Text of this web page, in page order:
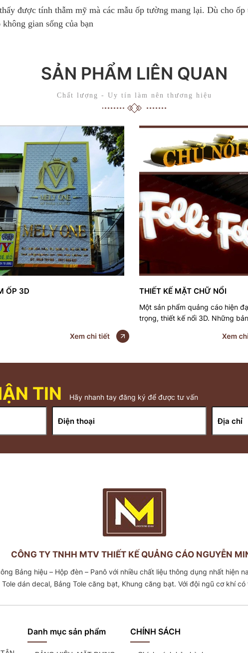
được tính thẫm mỹ mà các mẫu ốp tường mang lại. Dù cho
gian sống của bạn
SẢN PHẨM LIÊN QUAN
Chất lượng - Uy tín làm nên thương hiệu
ỐP 3D THIẾT KẾ MẶT CHỮ NỔI
Một sản phẩm quảng cáo hiện
trọng, thiết kế nổi 3D. Những
cáo 3D được biến tấu với chất
được ưa chuộng ở Việt Nam.
trường quảng cáo hiện nay, với
sản phẩm, dịch vụ.
TIN Hãy nhanh tay đăng ký để được tư vấn
CÔNG TY TNHH MTV THIẾT KẾ QUẢNG CÁO NGUYỄN
đèn – Panô với nhiều chất liệu thông dụng nhất hiện nay như Bảng hiệu Alu chữ nổi
Inox -Mica, Bảng Tole dán decal, Bảng Tole căng bạt, Khung
Danh mục sản phẩm CHÍNH SÁCH